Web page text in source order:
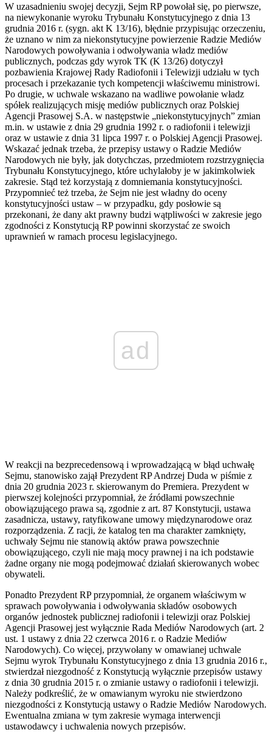
W uzasadnieniu swojej decyzji, Sejm RP powołał się, po pierwsze,
na niewykonanie wyroku Trybunału Konstytucyjnego z dnia 13
grudnia 2016 r. (sygn. akt K 13/16), błędnie przypisując orzeczeniu,
że uznano w nim za niekonstytucyjne powierzenie Radzie Mediów
Narodowych powoływania i odwoływania władz mediów
publicznych, podczas gdy wyrok TK (K 13/26) dotyczył
pozbawienia Krajowej Rady Radiofonii i Telewizji udziału w tych
procesach i przekazanie tych kompetencji właściwemu ministrowi.
Po drugie, w uchwale wskazano na wadliwe powołanie władz
spółek realizujących misję mediów publicznych oraz Polskiej
Agencji Prasowej S.A. w następstwie „niekonstytucyjnych” zmian
m.in. w ustawie z dnia 29 grudnia 1992 r. o radiofonii i telewizji
oraz w ustawie z dnia 31 lipca 1997 r. o Polskiej Agencji Prasowej.
Wskazać jednak trzeba, że przepisy ustawy o Radzie Mediów
Narodowych nie były, jak dotychczas, przedmiotem rozstrzygnięcia
Trybunału Konstytucyjnego, które uchylałoby je w jakimkolwiek
zakresie. Stąd też korzystają z domniemania konstytucyjności.
Przypomnieć też trzeba, że Sejm nie jest władny do oceny
konstytucyjności ustaw – w przypadku, gdy posłowie są
przekonani, że dany akt prawny budzi wątpliwości w zakresie jego
zgodności z Konstytucją RP powinni skorzystać ze swoich
uprawnień w ramach procesu legislacyjnego.
ad
W reakcji na bezprecedensową i wprowadzającą w błąd uchwałę
Sejmu, stanowisko zajął Prezydent RP Andrzej Duda w piśmie z
dnia 20 grudnia 2023 r. skierowanym do Premiera. Prezydent w
pierwszej kolejności przypomniał, że źródłami powszechnie
obowiązującego prawa są, zgodnie z art. 87 Konstytucji, ustawa
zasadnicza, ustawy, ratyfikowane umowy międzynarodowe oraz
rozporządzenia. Z racji, że katalog ten ma charakter zamknięty,
uchwały Sejmu nie stanowią aktów prawa powszechnie
obowiązującego, czyli nie mają mocy prawnej i na ich podstawie
żadne organy nie mogą podejmować działań skierowanych wobec
obywateli.
Ponadto Prezydent RP przypomniał, że organem właściwym w
sprawach powoływania i odwoływania składów osobowych
organów jednostek publicznej radiofonii i telewizji oraz Polskiej
Agencji Prasowej jest wyłącznie Rada Mediów Narodowych (art. 2
ust. 1 ustawy z dnia 22 czerwca 2016 r. o Radzie Mediów
Narodowych). Co więcej, przywołany w omawianej uchwale
Sejmu wyrok Trybunału Konstytucyjnego z dnia 13 grudnia 2016 r.,
stwierdzał niezgodność z Konstytucją wyłącznie przepisów ustawy
z dnia 30 grudnia 2015 r. o zmianie ustawy o radiofonii i telewizji.
Należy podkreślić, że w omawianym wyroku nie stwierdzono
niezgodności z Konstytucją ustawy o Radzie Mediów Narodowych.
Ewentualna zmiana w tym zakresie wymaga interwencji
ustawodawcy i uchwalenia nowych przepisów.